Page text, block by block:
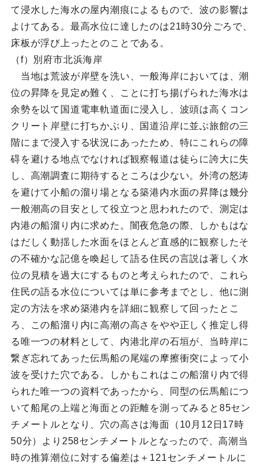
て浸水した海水の屋内潮痕によるもので、波の影響は
よけてある。最高水位に達したのは21時30分ごろで、
床板が浮び上ったとのことである。
（f）別府市北浜海岸
当地は荒波が岸壁を洗い、一般海岸においては、潮
位の昇降を見定め難く、ことに打ち揚げられた海水は
余勢を以て国道電車軌道面に浸入し、波頭は高くコン
クリート岸壁に打ちかぶり、国道沿岸に並ぶ旅館の三
階にまで浸入する状況にあったため、特にこれらの障
碍を避ける地点でなければ観察報道は徒らに誇大に失
し、高潮調査に期待するところは少ない。外湾の怒涛
を避けて小船の溜り場となる築港内水面の昇降は幾分
一般潮高の目安として役立つと思われたので、測定は
内港の船溜り内に求めた。闇夜危急の際、しかもはな
はだしく動揺した水面をほとんど直感的に観察したそ
の不確かな記億を喚起して語る住民の言説は著しく水
位の見積を過大にするものと考えられたので、これら
住民の語る水位については単に参考までとし、他に測
定の方法を求め築港内を詳細に観察して回ったとこ
ろ、この船溜り内に高潮の高さをやや正しく推定し得
る唯一つの材料として、内港北岸の石垣が、当時岸に
繋ぎ忘れてあった伝馬船の尾端の摩擦衝突によって小
波を受けた穴である。しかもこれはこの船溜り内で得
られた唯一つの資料であったから、同型の伝馬船につ
いて船尾の上端と海面との距離を測ってみると85セン
チメートルとなり、穴の高さは海面（10月12日17時
50分）より258センチメートルとなったので、高潮当
時の推算潮位に対する偏差は＋121センチメートルに